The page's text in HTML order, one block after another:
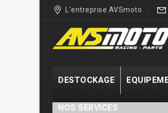
L'entreprise AVSmoto
DESTOCKAGE
NOS SERVICES